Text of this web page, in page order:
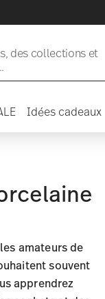
des collections et
Idées cadeaux
amateurs de
souvent
apprendrez